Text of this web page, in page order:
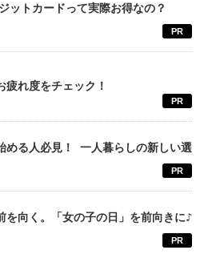
ットカードって実際お得なの？
PR
疲れ度をチェック！
PR
める人必見！ 一人暮らしの新しい選
PR
を向く。「女の子の日」を前向きに♪
PR